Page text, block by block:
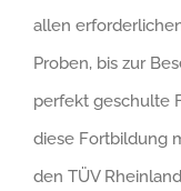
allen
Proben, bis zur
perfekt geschulte
diese Fortbildung
den TÜV